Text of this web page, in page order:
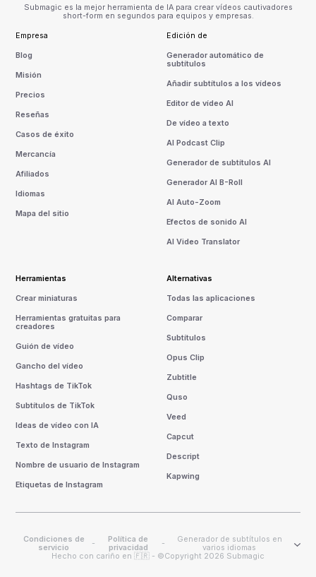
Submagic es la mejor herramienta de IA para crear vídeos cautivadores
short-form en segundos para equipos y empresas.
Empresa
Blog
Misión
Precios
Reseñas
Casos de éxito
Mercancía
Afiliados
Idiomas
Mapa del sitio
Edición de
Generador automático de
subtítulos
Añadir subtítulos a los vídeos
Editor de vídeo AI
De vídeo a texto
AI Podcast Clip
Generador de subtítulos AI
Generador AI B-Roll
AI Auto-Zoom
Efectos de sonido AI
AI Video Translator
Herramientas
Crear miniaturas
Herramientas gratuitas para
creadores
Guión de vídeo
Gancho del vídeo
Hashtags de TikTok
Subtítulos de TikTok
Ideas de vídeo con IA
Texto de Instagram
Nombre de usuario de Instagram
Etiquetas de Instagram
Alternativas
Todas las aplicaciones
Comparar
Subtítulos
Opus Clip
Zubtitle
Quso
Veed
Capcut
Descript
Kapwing
Condiciones de
servicio
-
Política de
privacidad
-
Generador de subtítulos en
varios idiomas
Hecho con cariño en 🇫🇷 - ©Copyright 2026 Submagic